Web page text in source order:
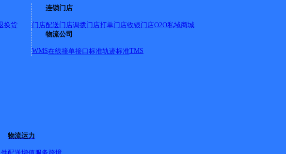
换货
连锁门店
门店配送门店调拨门店打单门店收银门店O2O私域商城
物流公司
WMS在线接单接口标准轨迹标准TMS
物流运力
区恒利商厦；罗山街道后林社区金德利鞋业；罗山街道后林社区新宝顺名车维修
；罗山街道后林社区新旺佳超市；罗山街道后林社区标豪商厦；罗山街道后林社
道后林社区惠康食品大厦；罗山街道后林社区闽益二手车；罗山街道后林社区海
区洋柄村；罗山街道梧垵社区洪厝村；罗山街道梧垵社区江厝村；罗山街道梧